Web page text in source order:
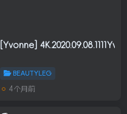
[Yvonne]
BEAUTYLEG
4个月前